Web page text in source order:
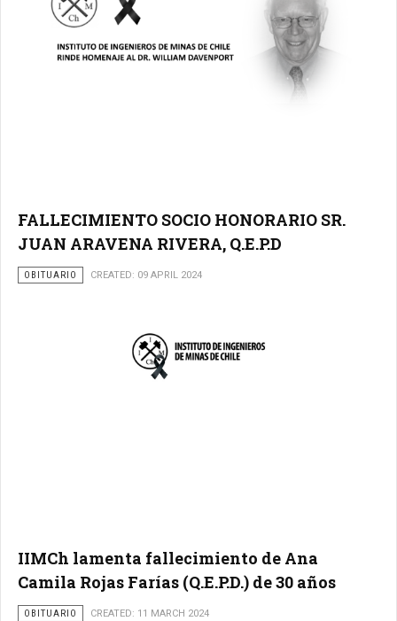
FALLECIMIENTO SOCIO HONORARIO SR.
JUAN ARAVENA RIVERA, Q.E.P.D
OBITUARIO CREATED: 09 APRIL 2024
IIMCh lamenta fallecimiento de Ana
Camila Rojas Farías (Q.E.P.D.) de 30 años
OBITUARIO CREATED: 11 MARCH 2024